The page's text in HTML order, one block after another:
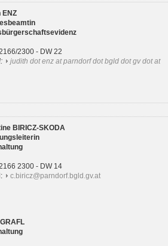
ENZ
2300 - DW 22
judith dot enz at parndorf dot bgld dot gv dot at
BIRICZ-SKODA
2300 - DW 14
c.biricz@parndorf.bgld.gv.at